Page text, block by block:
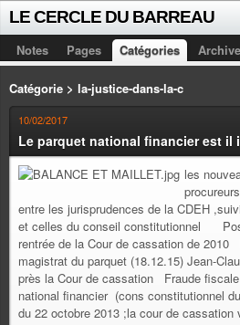
LE CERCLE DU BARREAU
Notes Pages Catégories
Catégorie > la-justice-dans-la-c
10/02/2017
Le parquet national financier est il
les
entre les jurisprudences de la CDEH
et celles du conseil constitutionnel
rentrée de la Cour de cassation de
magistrat du parquet (18.12.15) Jean-
près la Cour de cassation Fraude
national financier (cons
du 22 octobre 2013 ;la cour de cassation